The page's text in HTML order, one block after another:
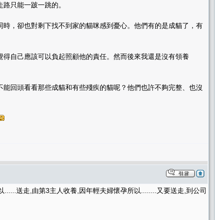
只能一跛一跳的。
，卻也對剩下找不到家的貓咪感到憂心。他們有的是成貓了，有
自己應該可以負起照顧他的責任。然而後來我還是沒有領養
回頭看看那些成貓和有些殘疾的貓呢？他們也許不夠完整、也沒
送走,由第3主人收養,因年輕夫婦懷孕所以........又要送走,到公司